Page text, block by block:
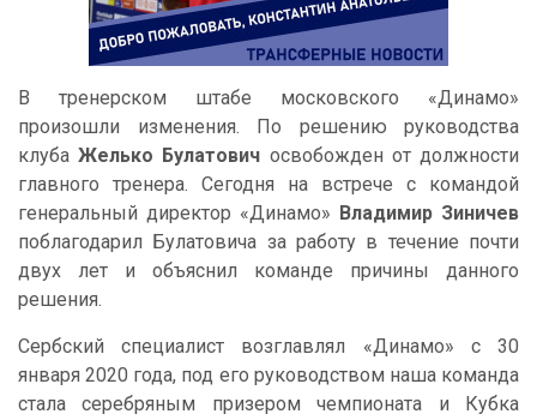
В тренерском штабе московского «Динамо»
произошли изменения. По решению руководства
клубаЖелько Булатович освобожден от должности
главного тренера. Сегодня на встрече с командой
генеральный директор «Динамо» Владимир Зиничев
поблагодарил Булатовича за работу в течение почти
двух лет и объяснил команде причины данного
решения.
Сербский специалист возглавлял «Динамо» с 30
января 2020 года, под его руководством наша команда
стала серебряным призером чемпионата и Кубка